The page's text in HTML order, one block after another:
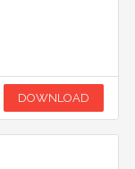
DOWNLOAD